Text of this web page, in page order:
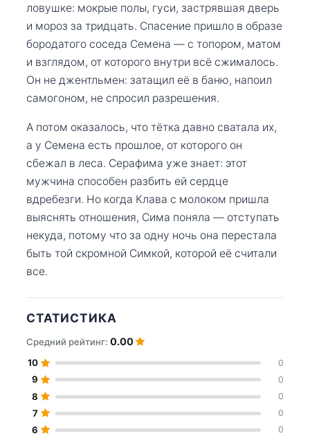
ловушке: мокрые полы, гуси, застрявшая дверь
и мороз за тридцать. Спасение пришло в образе
бородатого соседа Семена — с топором, матом
и взглядом, от которого внутри всё сжималось.
Он не джентльмен: затащил её в баню, напоил
самогоном, не спросил разрешения.
А потом оказалось, что тётка давно сватала их,
а у Семена есть прошлое, от которого он
сбежал в леса. Серафима уже знает: этот
мужчина способен разбить ей сердце
вдребезги. Но когда Клава с молоком пришла
выяснять отношения, Сима поняла — отступать
некуда, потому что за одну ночь она перестала
быть той скромной Симкой, которой её считали
все.
СТАТИСТИКА
Средний рейтинг: 0.00
10 0
9 0
8 0
7 0
6 0